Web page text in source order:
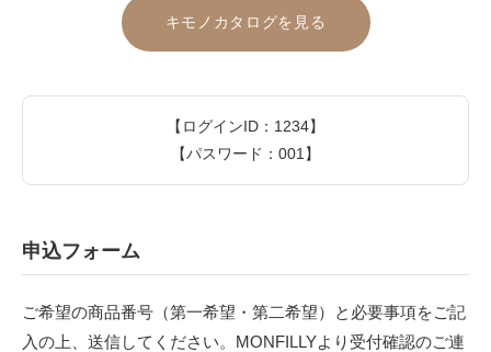
キモノカタログを見る
【ログインID：1234】
【パスワード：001】
申込フォーム
ご希望の商品番号（第一希望・第二希望）と必要事項をご記
入の上、送信してください。MONFILLYより受付確認のご連